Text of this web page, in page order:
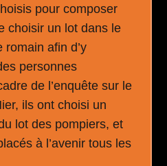
pour composer
choisir un lot dans le
afin d’y
personnes
de l’enquête sur le
ils ont choisi un
lot des pompiers, et
à l’avenir tous les